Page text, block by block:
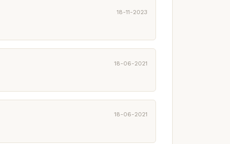
18-11-2023
18-06-2021
18-06-2021